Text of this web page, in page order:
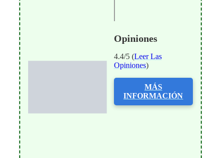
Opiniones
4.4/5 (Leer Las
Opiniones)
MÁS
INFORMACIÓN